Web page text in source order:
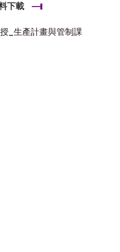
下載
_生產計畫與管制課